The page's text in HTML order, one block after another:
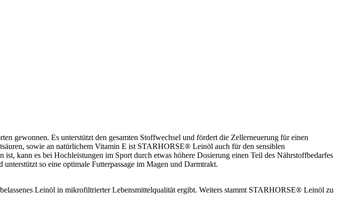
gewonnen. Es unterstützt den gesamten Stoffwechsel und fördert die Zellerneuerung für einen
sowie an natürlichem Vitamin E ist STARHORSE® Leinöl auch für den sensiblen
kann es bei Hochleistungen im Sport durch etwas höhere Dosierung einen Teil des Nährstoffbedarfes
so eine optimale Futterpassage im Magen und Darmtrakt.
Leinöl in mikrofiltrierter Lebensmittelqualität ergibt. Weiters stammt STARHORSE® Leinöl zu